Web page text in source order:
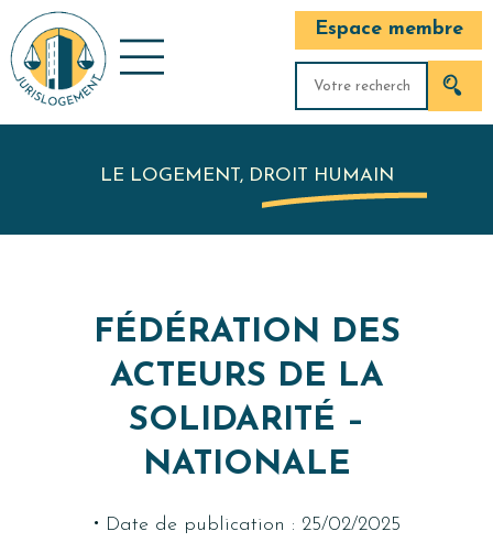
Espace membre
LE LOGEMENT, DROIT HUMAIN
FÉDÉRATION DES
ACTEURS DE LA
SOLIDARITÉ –
NATIONALE
· Date de publication : 25/02/2025